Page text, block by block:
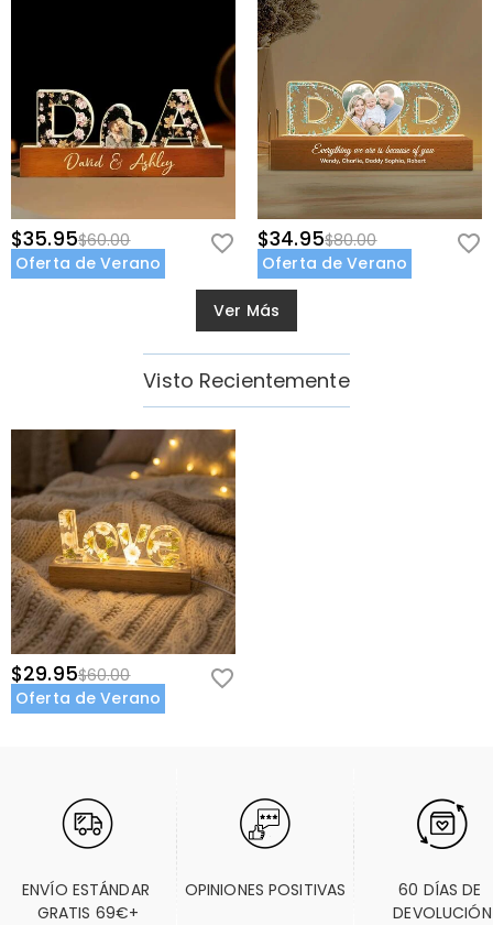
$35.95$60.00
Oferta de Verano
$34.95$80.00
Oferta de Verano
Ver Más
Visto Recientemente
$29.95$60.00
Oferta de Verano
ENVÍO ESTÁNDAR
GRATIS 69€+
OPINIONES POSITIVAS
60 DÍAS DE
DEVOLUCIÓN